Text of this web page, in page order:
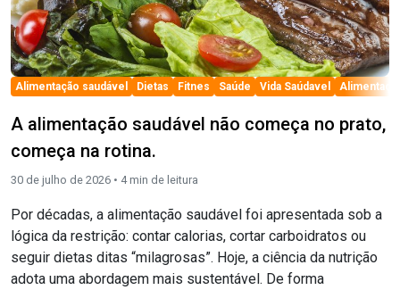
Alimentação saudável Dietas Fitnes Saúde Vida Saúdavel
A alimentação saudável não começa no prato,
começa na rotina.
30 de julho de 2026 • 4 min de leitura
Por décadas, a alimentação saudável foi apresentada sob a
lógica da restrição: contar calorias, cortar carboidratos ou
seguir dietas ditas “milagrosas”. Hoje, a ciência da nutrição
adota uma abordagem mais sustentável. De forma